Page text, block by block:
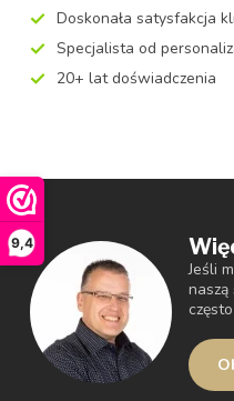
9,4
Doskonała satysfakcja
Specjalista od
20+ lat doświadczenia
Jeśli
naszą